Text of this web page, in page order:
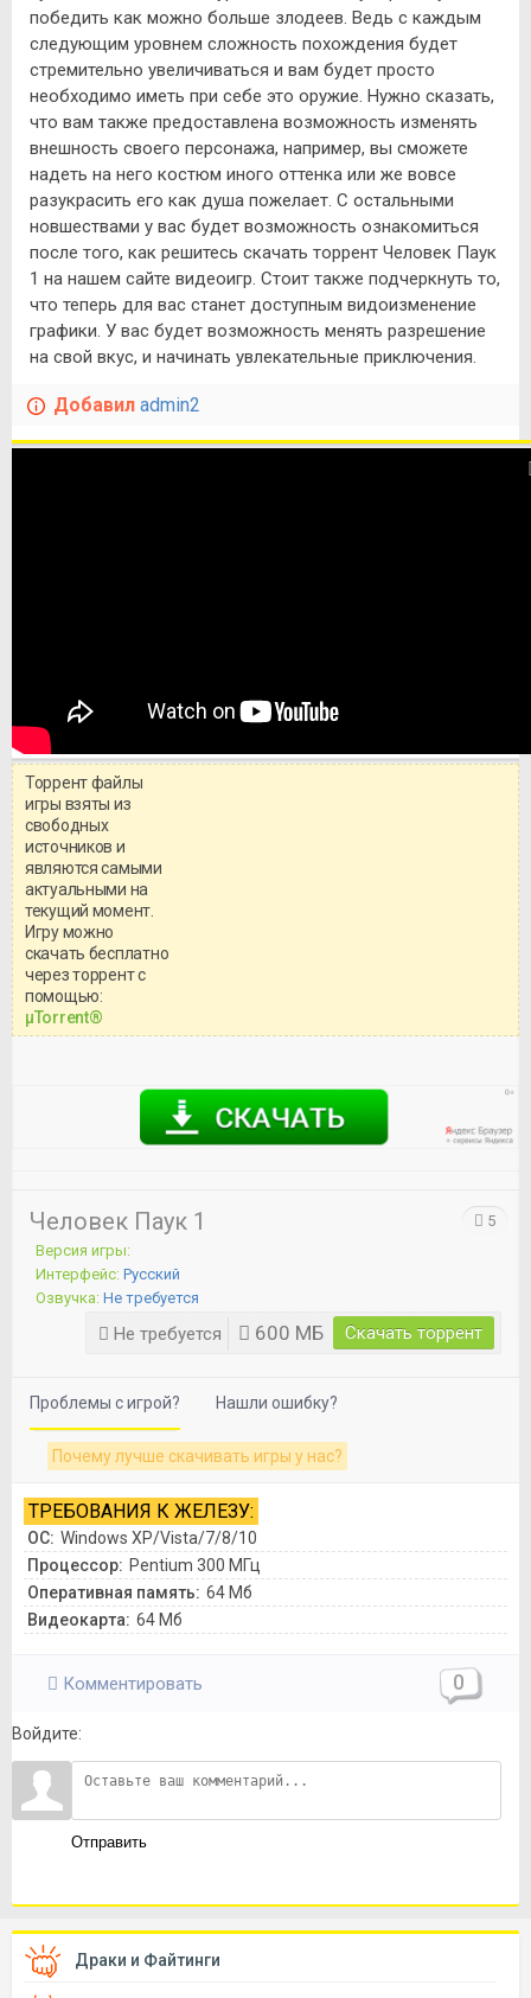
победить как можно больше злодеев. Ведь с каждым
следующим уровнем сложность похождения будет
стремительно увеличиваться и вам будет просто
необходимо иметь при себе это оружие. Нужно сказать,
что вам также предоставлена возможность изменять
внешность своего персонажа, например, вы сможете
надеть на него костюм иного оттенка или же вовсе
разукрасить его как душа пожелает. С остальными
новшествами у вас будет возможность ознакомиться
после того, как решитесь скачать торрент Человек Паук
1 на нашем сайте видеоигр. Стоит также подчеркнуть то,
что теперь для вас станет доступным видоизменение
графики. У вас будет возможность менять разрешение
на свой вкус, и начинать увлекательные приключения.
Добавил admin2
системными требованиями и
Торрент файлы
игры взяты из
свободных
источников и
являются самыми
актуальными на
текущий момент.
Игру можно
скачать бесплатно
через торрент с
помощью:
μTorrent®
Человек Паук 1
Версия игры:
Интерфейс: Русский
Озвучка: Не требуется
Не требуется 600 МБ Скачать торрент
5
Проблемы с игрой? Нашли ошибку?
Почему лучше скачивать игры у нас?
ТРЕБОВАНИЯ К ЖЕЛЕЗУ:
ОС: Windows XP/Vista/7/8/10
Процессор: Pentium 300 МГц
Оперативная память: 64 Мб
Видеокарта: 64 Мб
Комментировать 0
Войдите:
Отправить
Драки и Файтинги